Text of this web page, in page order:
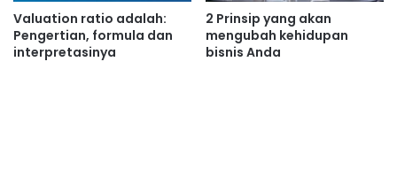
Valuation ratio adalah:
Pengertian, formula dan
interpretasinya
2 Prinsip yang akan
mengubah kehidupan
bisnis Anda